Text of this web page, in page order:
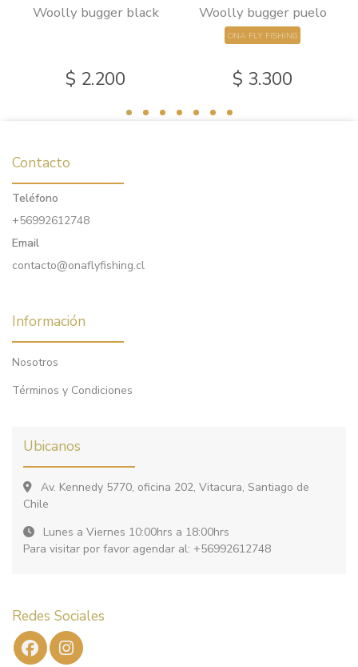
Woolly bugger black
$ 2.200
Woolly bugger puelo
ONA FLY FISHING
$ 3.300
Contacto
Teléfono
+56992612748
Email
contacto@onaflyfishing.cl
Información
Nosotros
Términos y Condiciones
Ubicanos
Av. Kennedy 5770, oficina 202, Vitacura, Santiago de
Chile
Lunes a Viernes 10:00hrs a 18:00hrs
Para visitar por favor agendar al: +56992612748
Redes Sociales